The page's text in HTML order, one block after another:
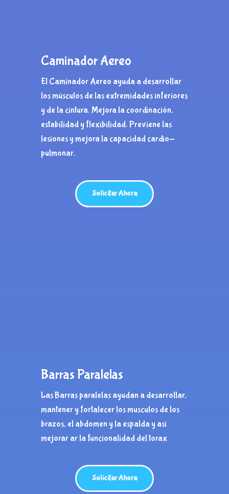
Caminador Aereo
El Caminador Aereo ayuda a desarrollar
los músculos de las extremidades inferiores
y de la cintura. Mejora la coordinación,
estabilidad y flexibilidad. Previene las
lesiones y mejora la capacidad cardio-
pulmonar.
Solicitar Ahora
Barras Paralelas
Las Barras paralelas ayudan a desarrollar,
mantener y fortalecer los musculos de los
brazos, el abdomen y la espalda y asi
mejorar ar la funcionalidad del torax
Solicitar Ahora